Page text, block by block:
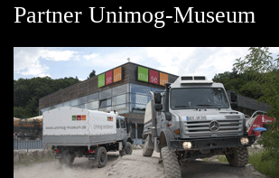
Partner Unimog-Museum